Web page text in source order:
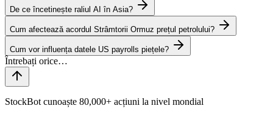
De ce încetinește raliul AI în Asia?
Cum afectează acordul Strâmtorii Ormuz prețul petrolului?
Cum vor influența datele US payrolls piețele?
StockBot cunoaște 80,000+ acțiuni la nivel mondial